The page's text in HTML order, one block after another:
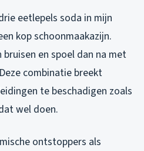
eetlepels soda in mijn
kop schoonmaakazijn.
en spoel dan na met
combinatie breekt
te beschadigen zoals
wel doen.
ontstoppers als